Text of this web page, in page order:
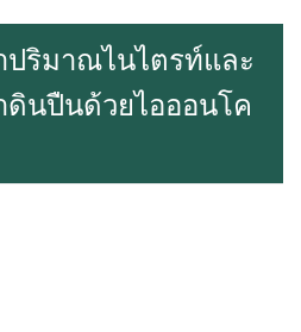
ปริมาณไนไตรท์และ
ดินปืนด้วยไอออนโค